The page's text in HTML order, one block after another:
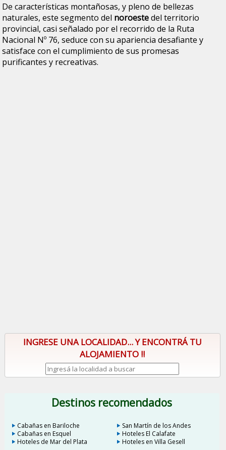
De características montañosas, y pleno de bellezas
naturales, este segmento del noroestedel territorio
provincial, casi señalado por el recorrido de la Ruta
Nacional Nº 76, seduce con su apariencia desafiante y
satisface con el cumplimiento de sus promesas
purificantes y recreativas.
INGRESE UNA LOCALIDAD... Y ENCONTRÁ TU
ALOJAMIENTO !!
Destinos recomendados
Cabañas en Bariloche
San Martín de los Andes
Cabañas en Esquel
Hoteles El Calafate
Hoteles de Mar del Plata
Hoteles en Villa Gesell